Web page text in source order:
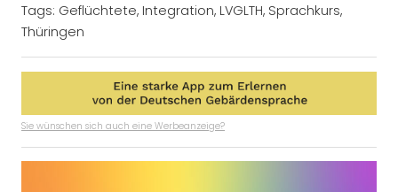
Tags: Geflüchtete, Integration, LVGLTH, Sprachkurs,
Thüringen
Sie wünschen sich auch eine Werbeanzeige?